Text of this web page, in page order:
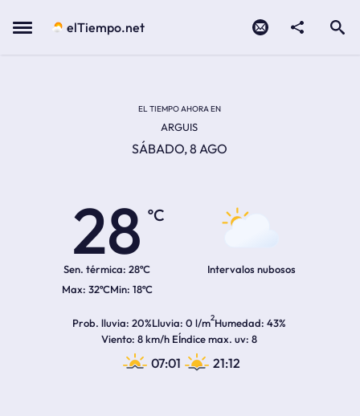
Menu elTiempo.net
EL TIEMPO AHORA EN
ARGUIS
SÁBADO, 8 AGO
28
ºC
Sen. térmica: 28ºC
32ºC 18ºC
Intervalos nubosos
Prob. lluvia 20%Lluvia 0 l/m2Humedad 43%
Viento 8 km/h EÍndice max. uv 8
07:01 21:12